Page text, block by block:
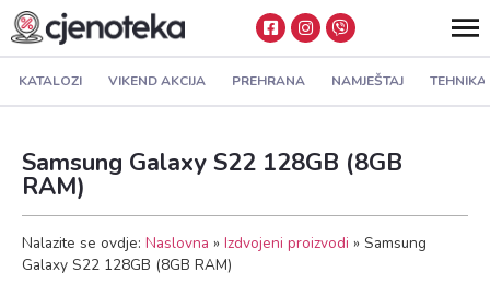
KATALOZI VIKEND AKCIJA PREHRANA NAMJEŠTAJ TEHNIKA
Samsung Galaxy S22 128GB (8GB
RAM)
Nalazite se ovdje: Naslovna » Izdvojeni proizvodi » Samsung
Galaxy S22 128GB (8GB RAM)